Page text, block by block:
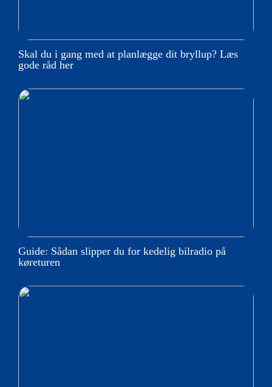
Skal du i gang med at planlægge dit bryllup? Læs
gode råd her
Guide: Sådan slipper du for kedelig bilradio på
køreturen